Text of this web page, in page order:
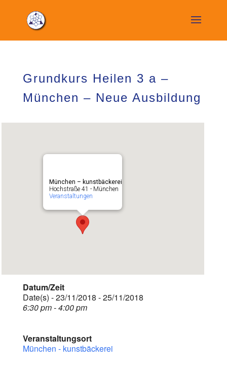
Grundkurs Heilen 3 a –
München – Neue Ausbildung
München – kunstbäckerei
Hochstraße 41 - München
Veranstaltungen
Datum/Zeit
Date(s) - 23/11/2018 - 25/11/2018
6:30 pm - 4:00 pm
Veranstaltungsort
München - kunstbäckerei